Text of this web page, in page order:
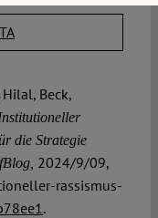
Beck,
die Strategie
2024/9/09,
rassismus-
.